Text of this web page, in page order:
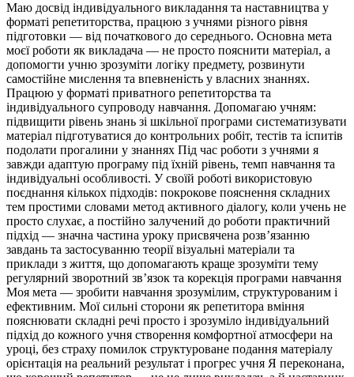
Маю досвід індивідуального викладання та наставництва у
форматі репетиторства, працюю з учнями різного рівня
підготовки — від початкового до середнього. Основна мета
моєї роботи як викладача — не просто пояснити матеріал, а
допомогти учню зрозуміти логіку предмету, розвинути
самостійне мислення та впевненість у власних знаннях.
Працюю у форматі приватного репетиторства та
індивідуального супроводу навчання. Допомагаю учням:
підвищити рівень знань зі шкільної програми систематизувати
матеріал підготуватися до контрольних робіт, тестів та іспитів
подолати прогалини у знаннях Під час роботи з учнями я
завжди адаптую програму під їхній рівень, темп навчання та
індивідуальні особливості. У своїй роботі використовую
поєднання кількох підходів: покрокове пояснення складних
тем простими словами метод активного діалогу, коли учень не
просто слухає, а постійно залучений до роботи практичний
підхід — значна частина уроку присвячена розв’язанню
завдань та застосуванню теорії візуальні матеріали та
приклади з життя, що допомагають краще зрозуміти тему
регулярний зворотний зв’язок та корекція програми навчання
Моя мета — зробити навчання зрозумілим, структурованим і
ефективним. Мої сильні сторони як репетитора вміння
пояснювати складні речі просто і зрозуміло індивідуальний
підхід до кожного учня створення комфортної атмосфери на
уроці, без страху помилок структуроване подання матеріалу
орієнтація на реальний результат і прогрес учня Я переконана,